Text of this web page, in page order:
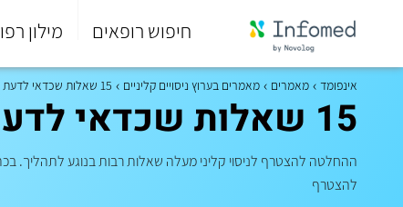
חיפוש רופאים מילון
סוף
התפריט
אינפומד מאמרים מאמרים בערוץ ניסויים קליניים 15 שאלות שכדאי לדעת לפני השתתפות בניסוי קליני
15 שאלות שכדאי לדעת לפני השתתפות בניסוי קליני
ההחלטה להצטרף לניסוי קליני מעלה שאלות רבות בנוגע לתהליך.
להצטרף